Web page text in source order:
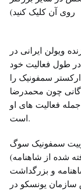
روی آن کلیک کنید)
ویولن ایرانی در
در طول فعالیت خود
سمفونیک را
چون محمدرضا
فعالیت های او
است.
سمفونیک سوگ
شده از شاهنامه)
و بزرگداشت
یونسکو در